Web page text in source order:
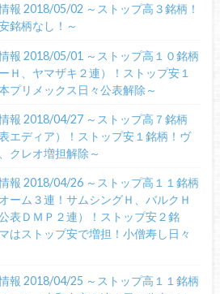
報 2018/05/02 ～ストップ高３銘柄！
銘柄なし！～
報 2018/05/01 ～ストップ高１０銘柄
Ｈ、ヤマザキ２連）！ストップ安１
プリメックス日々公表解除～
報 2018/04/27 ～ストップ高７銘柄
表エディア）！ストップ安１銘柄！ヴ
クレオ増担解除～
報 2018/04/26 ～ストップ高１１銘柄
オーム３連！サムシングＨ、バルクＨ
表ＤＭＰ２連）！ストップ安２銘
はストップ安で増担！小僧寿し日々
報 2018/04/25 ～ストップ高１１銘柄